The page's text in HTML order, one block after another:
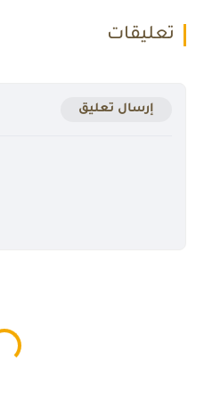
تعليقات
إرسال تعليق